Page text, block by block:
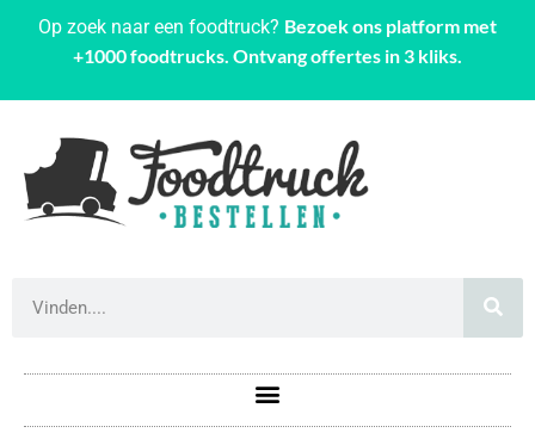
Op zoek naar een foodtruck? Bezoek ons platform met
+1000 foodtrucks. Ontvang offertes in 3 kliks.